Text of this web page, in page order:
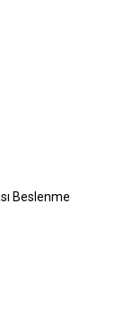
Beslenme